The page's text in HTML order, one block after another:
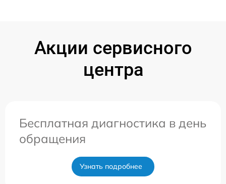
Акции сервисного
центра
Бесплатная диагностика в день
обращения
Узнать подробнее